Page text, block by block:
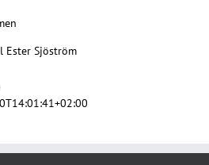
Ester Sjöström